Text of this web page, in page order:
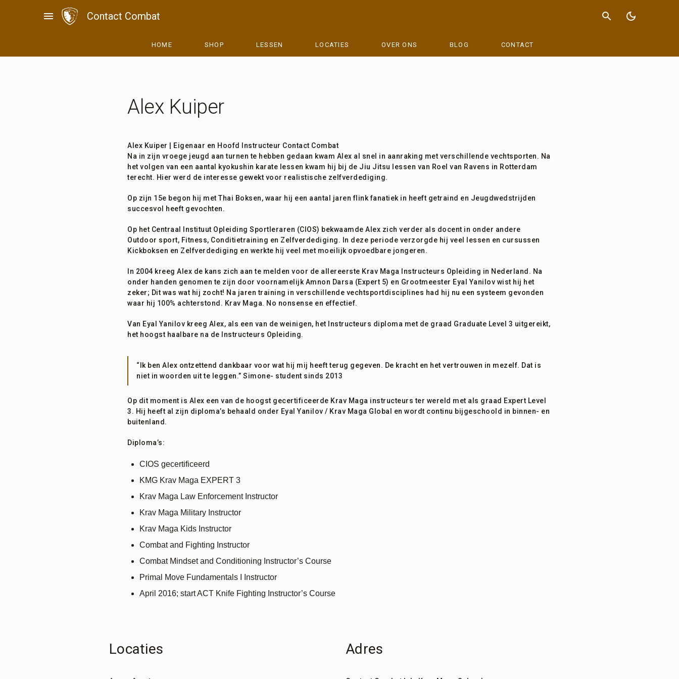
menu Contact Combat search dark_mode
HOME SHOP LESSEN LOCATIES OVER ONS BLOG CONTACT
Alex Kuiper
Alex Kuiper | Eigenaar en Hoofd Instructeur Contact Combat
Na in zijn vroege jeugd aan turnen te hebben gedaan kwam Alex al snel in aanraking met verschillende vechtsporten. Na
het volgen van een aantal kyokushin karate lessen kwam hij bij de Jiu Jitsu lessen van Roel van Ravens in Rotterdam
terecht. Hier werd de interesse gewekt voor realistische zelfverdediging.
Op zijn 15e begon hij met Thai Boksen, waar hij een aantal jaren flink fanatiek in heeft getraind en Jeugdwedstrijden
succesvol heeft gevochten.
Op het Centraal Instituut Opleiding Sportleraren (CIOS) bekwaamde Alex zich verder als docent in onder andere
Outdoor sport, Fitness, Conditietraining en Zelfverdediging. In deze periode verzorgde hij veel lessen en cursussen
Kickboksen en Zelfverdediging en werkte hij veel met moeilijk opvoedbare jongeren.
In 2004 kreeg Alex de kans zich aan te melden voor de allereerste Krav Maga Instructeurs Opleiding in Nederland. Na
onder handen genomen te zijn door voornamelijk Amnon Darsa (Expert 5) en Grootmeester Eyal Yanilov wist hij het
zeker; Dit was wat hij zocht! Na jaren training in verschillende vechtsportdisciplines had hij nu een systeem gevonden
waar hij 100% achterstond. Krav Maga. No nonsense en effectief.
Van Eyal Yanilov kreeg Alex, als een van de weinigen, het Instructeurs diploma met de graad Graduate Level 3 uitgereikt,
het hoogst haalbare na de Instructeurs Opleiding.
“Ik ben Alex ontzettend dankbaar voor wat hij mij heeft terug gegeven. De kracht en het vertrouwen in mezelf. Dat is
niet in woorden uit te leggen.” Simone- student sinds 2013
Op dit moment is Alex een van de hoogst gecertificeerde Krav Maga instructeurs ter wereld met als graad Expert Level
3. Hij heeft al zijn diploma’s behaald onder Eyal Yanilov / Krav Maga Global en wordt continu bijgeschoold in binnen- en
buitenland.
Diploma’s:
CIOS gecertificeerd
KMG Krav Maga EXPERT 3
Krav Maga Law Enforcement Instructor
Krav Maga Military Instructor
Krav Maga Kids Instructor
Combat and Fighting Instructor
Combat Mindset and Conditioning Instructor’s Course
Primal Move Fundamentals I Instructor
April 2016; start ACT Knife Fighting Instructor’s Course
Locaties Adres